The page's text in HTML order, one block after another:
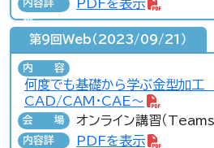
内容詳
細
PDFを表示
第9回Web（2023/09/21）
内容
何度でも基礎から学ぶ金型加工
CAD/CAM・CAE～
会場 オンライン講習（
内容詳
PDFを表示